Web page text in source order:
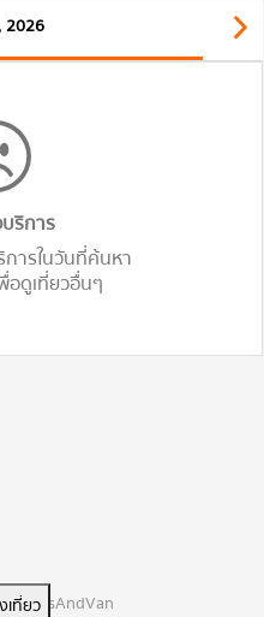
2026
ริการ
ารในวันที่ค้นหา
อดูเที่ยวอื่นๆ
เที่ยว
น์ BusAndVan